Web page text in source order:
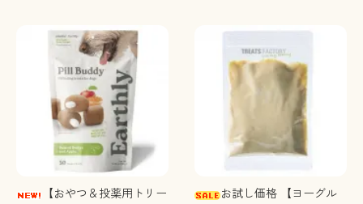
【おやつ＆投薬用トリー
お試し価格 【ヨーグル